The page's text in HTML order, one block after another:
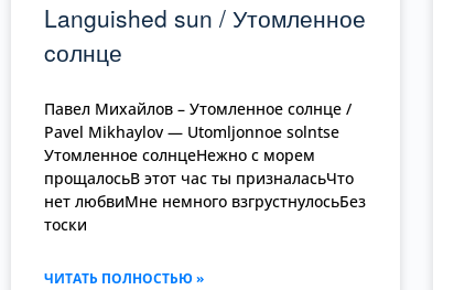
Languished sun / Утомленное
cолнце
Павел Михайлов – Утомленное cолнце /
Pavel Mikhaylov — Utomljonnoe solntse
Утомленное солнцеНежно с морем
прощалосьВ этот час ты призналасьЧто
нет любвиМне немного взгрустнулосьБез
тоски
ЧИТАТЬ ПОЛНОСТЬЮ »